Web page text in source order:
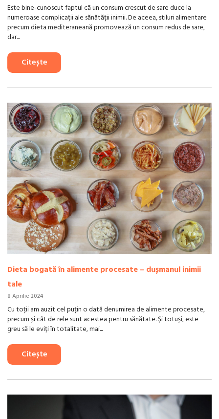
Este bine-cunoscut faptul că un consum crescut de sare duce la
numeroase complicații ale sănătății inimii. De aceea, stiluri alimentare
precum dieta mediteraneană promovează un consum redus de sare,
dar...
Citește
Dieta bogată în alimente procesate – dușmanul inimii
tale
8 Aprilie 2024
Cu toții am auzit cel puțin o dată denumirea de alimente procesate,
precum și cât de rele sunt acestea pentru sănătate. Și totuși, este
greu să le eviți în totalitate, mai...
Citește